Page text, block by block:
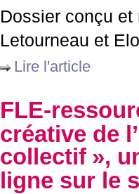
Dossier conçu
Letourneau et
Lire l'article
FLE-
créative de
collectif »,
ligne sur le